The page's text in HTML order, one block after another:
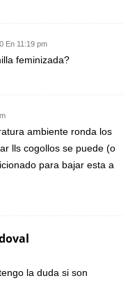
En 11:19 pm
feminizada?
ambiente ronda los
lls cogollos se puede (o
para bajar esta a
la duda si son